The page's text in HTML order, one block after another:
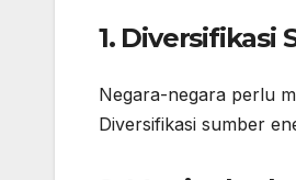
1. Diversifikasi
Negara-negara perlu
Diversifikasi sumber